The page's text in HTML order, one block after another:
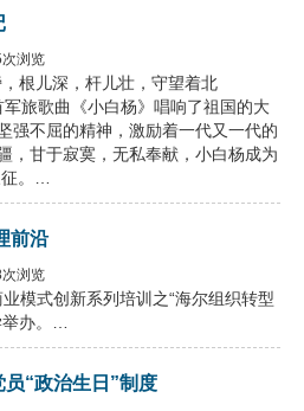
浏览
根儿深，杆儿壮，守望着北
旅歌曲《小白杨》唱响了祖国的大
强不屈的精神，激励着一代又一代的
，甘于寂寞，无私奉献，小白杨成为
。…
前沿
浏览
模式创新系列培训之“海尔组织转型
办。…
“政治生日”制度